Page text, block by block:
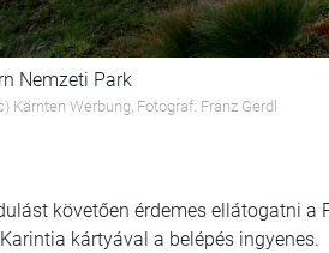
Nemzeti Park
Kärnten Werbung, Fotograf: Franz Gerdl
követően érdemes ellátogatni
Karintia kártyával a belépés ingyenes.